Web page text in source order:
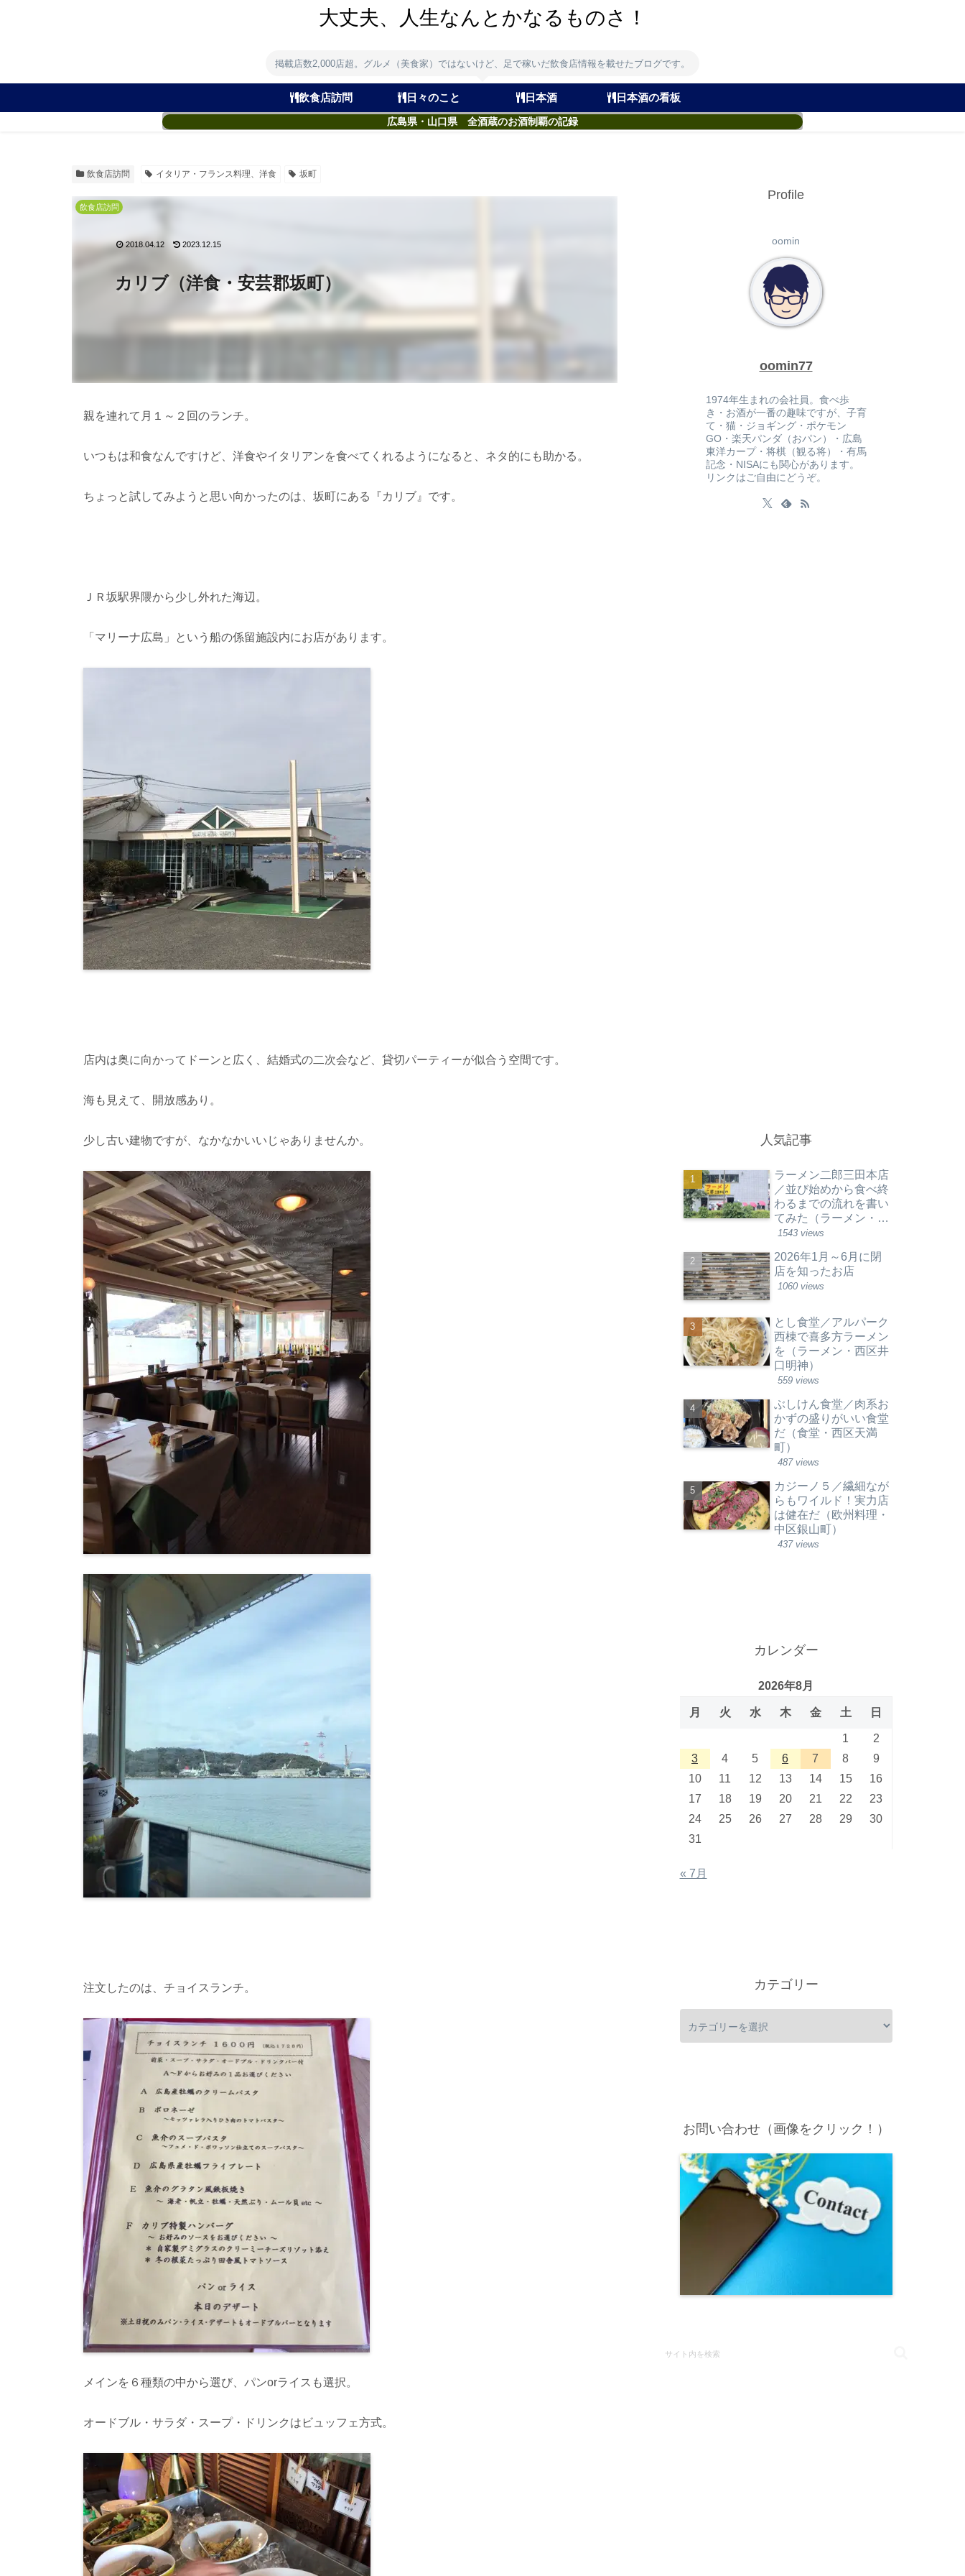
大丈夫、人生なんとかなるものさ！
掲載店数2,000店超。グルメ（美食家）ではないけど、足で稼いだ飲食店情報を載せたブログです。
飲食店訪問 日々のこと 日本酒 日本酒の看板
広島県・山口県 全酒蔵のお酒制覇の記録
飲食店訪問 イタリア・フランス料理、洋食 坂町
カリブ（洋食・安芸郡坂町）
飲食店訪問
2018.04.12 2023.12.15
親を連れて月１～２回のランチ。
いつもは和食なんですけど、洋食やイタリアンを食べてくれるようになると、ネタ的にも助かる。
ちょっと試してみようと思い向かったのは、坂町にある『カリブ』です。
ＪＲ坂駅界隈から少し外れた海辺。
「マリーナ広島」という船の係留施設内にお店があります。
店内は奥に向かってドーンと広く、結婚式の二次会など、貸切パーティーが似合う空間です。
海も見えて、開放感あり。
少し古い建物ですが、なかなかいいじゃありませんか。
注文したのは、チョイスランチ。
メインを６種類の中から選び、パンorライスも選択。
オードブル・サラダ・スープ・ドリンクはビュッフェ方式。
Profile
oomin
oomin77
1974年生まれの会社員。食べ歩
き・お酒が一番の趣味ですが、子育
て・猫・ジョギング・ポケモン
GO・楽天パンダ（おパン）・広島
東洋カープ・将棋（観る将）・有馬
記念・NISAにも関心があります。
リンクはご自由にどうぞ。
人気記事
ラーメン二郎三田本店
／並び始めから食べ終
わるまでの流れを書い
てみた（ラーメン・東
京都港区）
1543 views
2026年1月～6月に閉
店を知ったお店
1060 views
とし食堂／アルパーク
西棟で喜多方ラーメン
を（ラーメン・西区井
口明神）
559 views
ぶしけん食堂／肉系お
かずの盛りがいい食堂
だ（食堂・西区天満
町）
487 views
カジーノ５／繊細なが
らもワイルド！実力店
は健在だ（欧州料理・
中区銀山町）
437 views
カレンダー
2026年8月
月 火 水 木 金 土 日
1
2
3
4 5 6 7 8
9
10
11 12 13 14 15
16
17
18 19 20 21 22
23
24
25 26 27 28 29
30
31
« 7月
カテゴリー
お問い合わせ（画像をクリック！）